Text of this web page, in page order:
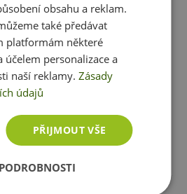
239 Kč
ihned k expedici
produkty v akci
obsahu a reklam.
také předávat
platformám některé
účelem personalizace a
naší reklamy.Zásady
údajů
PŘIJMOUT VŠE